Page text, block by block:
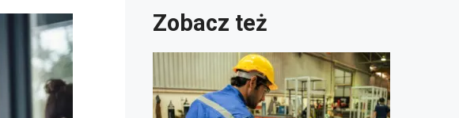
Zobacz też